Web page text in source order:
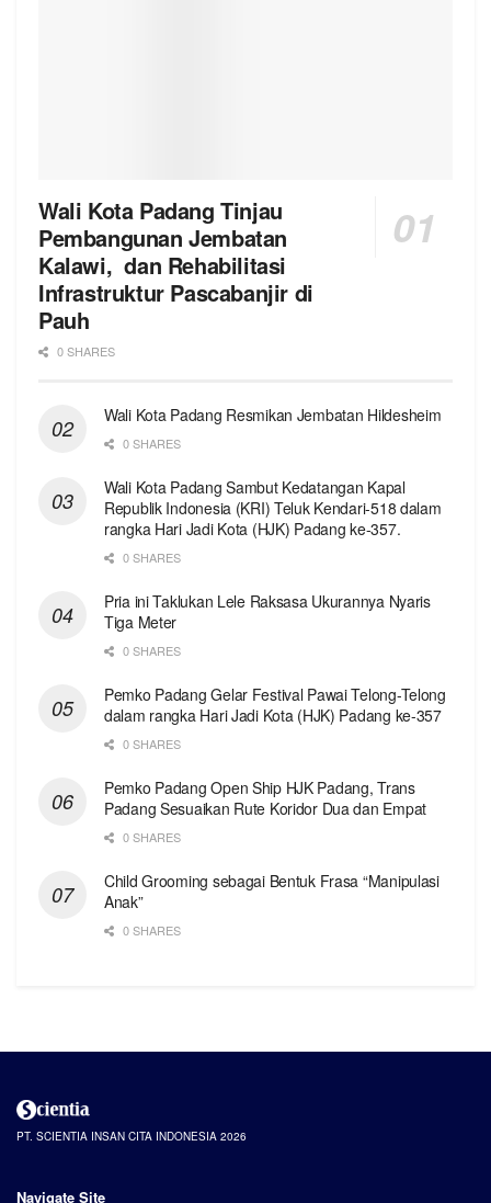
Wali Kota Padang Tinjau
Pembangunan Jembatan
Kalawi, dan Rehabilitasi
Infrastruktur Pascabanjir di
Pauh
0 SHARES
Wali Kota Padang Resmikan Jembatan Hildesheim
0 SHARES
Wali Kota Padang Sambut Kedatangan Kapal
Republik Indonesia (KRI) Teluk Kendari-518 dalam
rangka Hari Jadi Kota (HJK) Padang ke-357.
0 SHARES
Pria ini Taklukan Lele Raksasa Ukurannya Nyaris
Tiga Meter
0 SHARES
Pemko Padang Gelar Festival Pawai Telong-Telong
dalam rangka Hari Jadi Kota (HJK) Padang ke-357
0 SHARES
Pemko Padang Open Ship HJK Padang, Trans
Padang Sesuaikan Rute Koridor Dua dan Empat
0 SHARES
Child Grooming sebagai Bentuk Frasa “Manipulasi
Anak”
0 SHARES
PT. SCIENTIA INSAN CITA INDONESIA 2026
Navigate Site